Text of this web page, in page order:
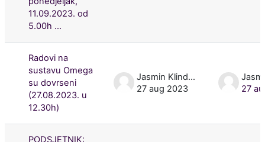
11.09.2023. od
5.00h ...
Radovi na
sustavu Omega
su dovrseni
(27.08.2023. u
12.30h)
Jasmin Klindžić
27 aug 2023
27
PODSJETNIK: